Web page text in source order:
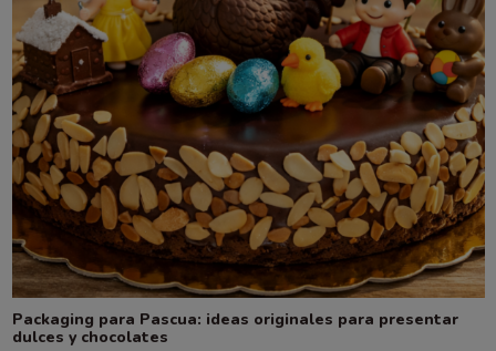
Packaging para Pascua: ideas originales para presentar
dulces y chocolates